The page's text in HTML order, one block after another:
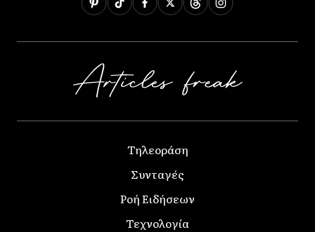
Τηλεοράση
Συνταγές
Ροή Ειδήσεων
Τεχνολογία